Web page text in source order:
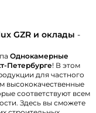
GZR и оклады -
Однокамерные
Петербурге! В этом
для частного
высококачественные
соответствуют всем
Здесь вы сможете